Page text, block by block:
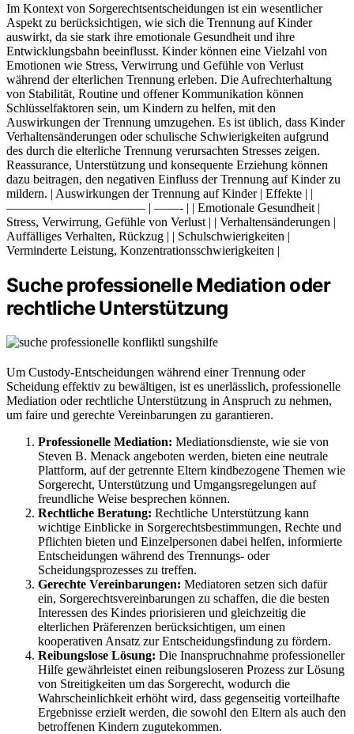
Im Kontext von Sorgerechtsentscheidungen ist ein wesentlicher
Aspekt zu berücksichtigen, wie sich die Trennung auf Kinder
auswirkt, da sie stark ihre emotionale Gesundheit und ihre
Entwicklungsbahn beeinflusst. Kinder können eine Vielzahl von
Emotionen wie Stress, Verwirrung und Gefühle von Verlust
während der elterlichen Trennung erleben. Die Aufrechterhaltung
von Stabilität, Routine und offener Kommunikation können
Schlüsselfaktoren sein, um Kindern zu helfen, mit den
Auswirkungen der Trennung umzugehen. Es ist üblich, dass Kinder
Verhaltensänderungen oder schulische Schwierigkeiten aufgrund
des durch die elterliche Trennung verursachten Stresses zeigen.
Reassurance, Unterstützung und konsequente Erziehung können
dazu beitragen, den negativen Einfluss der Trennung auf Kinder zu
mildern. | Auswirkungen der Trennung auf Kinder | Effekte | |
——————————— | ——- | | Emotionale Gesundheit |
Stress, Verwirrung, Gefühle von Verlust | | Verhaltensänderungen |
Auffälliges Verhalten, Rückzug | | Schulschwierigkeiten |
Verminderte Leistung, Konzentrationsschwierigkeiten |
Suche professionelle Mediation oder
rechtliche Unterstützung
Um Custody-Entscheidungen während einer Trennung oder
Scheidung effektiv zu bewältigen, ist es unerlässlich, professionelle
Mediation oder rechtliche Unterstützung in Anspruch zu nehmen,
um faire und gerechte Vereinbarungen zu garantieren.
Professionelle Mediation: Mediationsdienste, wie sie von
Steven B. Menack angeboten werden, bieten eine neutrale
Plattform, auf der getrennte Eltern kindbezogene Themen wie
Sorgerecht, Unterstützung und Umgangsregelungen auf
freundliche Weise besprechen können.
Rechtliche Beratung: Rechtliche Unterstützung kann
wichtige Einblicke in Sorgerechtsbestimmungen, Rechte und
Pflichten bieten und Einzelpersonen dabei helfen, informierte
Entscheidungen während des Trennungs- oder
Scheidungsprozesses zu treffen.
Gerechte Vereinbarungen: Mediatoren setzen sich dafür
ein, Sorgerechtsvereinbarungen zu schaffen, die die besten
Interessen des Kindes priorisieren und gleichzeitig die
elterlichen Präferenzen berücksichtigen, um einen
kooperativen Ansatz zur Entscheidungsfindung zu fördern.
Reibungslose Lösung: Die Inanspruchnahme professioneller
Hilfe gewährleistet einen reibungsloseren Prozess zur Lösung
von Streitigkeiten um das Sorgerecht, wodurch die
Wahrscheinlichkeit erhöht wird, dass gegenseitig vorteilhafte
Ergebnisse erzielt werden, die sowohl den Eltern als auch den
betroffenen Kindern zugutekommen.